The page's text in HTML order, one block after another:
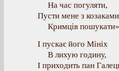
На час погуляти,
Пусти мене з козаками
Кримців
І пускає його Мініх
В лихую годину,
І приходить пан